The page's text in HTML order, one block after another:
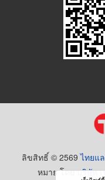
ลิขสิทธิ์ © 2569ไทยแ
หมาย โดยบริษัท